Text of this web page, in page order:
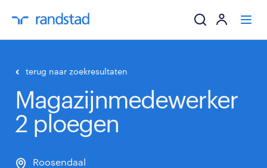
werkgevers
terug naar zoekresultaten
Magazijnmedewerker
2 ploegen
Roosendaal